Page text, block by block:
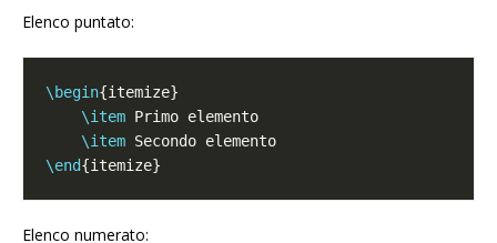
Elenco puntato:
\begin
\item
\item
\end
Elenco numerato: